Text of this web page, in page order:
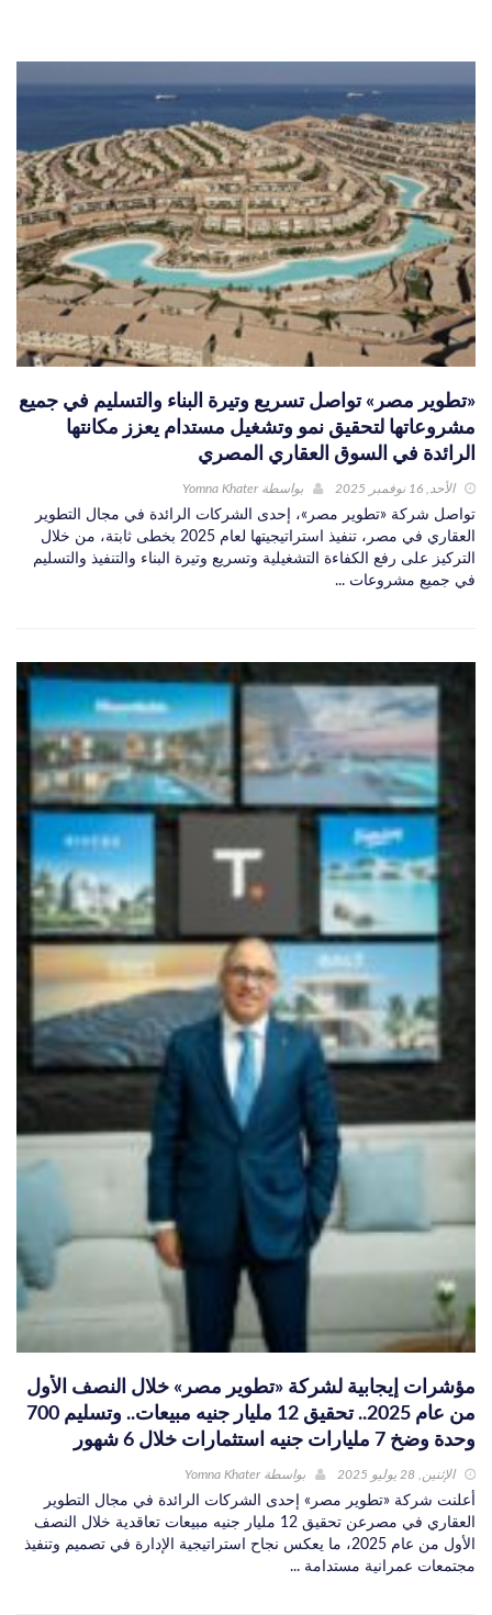
«تطوير مصر» تواصل تسريع وتيرة البناء والتسليم في جميع
مشروعاتها لتحقيق نمو وتشغيل مستدام يعزز مكانتها
الرائدة في السوق العقاري المصري
الأحد, 16 نوفمبر 2025 بواسطة Yomna Khater
تواصل شركة «تطوير مصر»، إحدى الشركات الرائدة في مجال التطوير
العقاري في مصر، تنفيذ استراتيجيتها لعام 2025 بخطى ثابتة، من خلال
التركيز على رفع الكفاءة التشغيلية وتسريع وتيرة البناء والتنفيذ والتسليم
في جميع مشروعات ...
مؤشرات إيجابية لشركة «تطوير مصر» خلال النصف الأول
من عام 2025.. تحقيق 12 مليار جنيه مبيعات.. وتسليم 700
وحدة وضخ 7 مليارات جنيه استثمارات خلال 6 شهور
الإثنين, 28 يوليو 2025 بواسطة Yomna Khater
أعلنت شركة «تطوير مصر» إحدى الشركات الرائدة في مجال التطوير
العقاري في مصرعن تحقيق 12 مليار جنيه مبيعات تعاقدية خلال النصف
الأول من عام 2025، ما يعكس نجاح استراتيجية الإدارة في تصميم وتنفيذ
مجتمعات عمرانية مستدامة ...